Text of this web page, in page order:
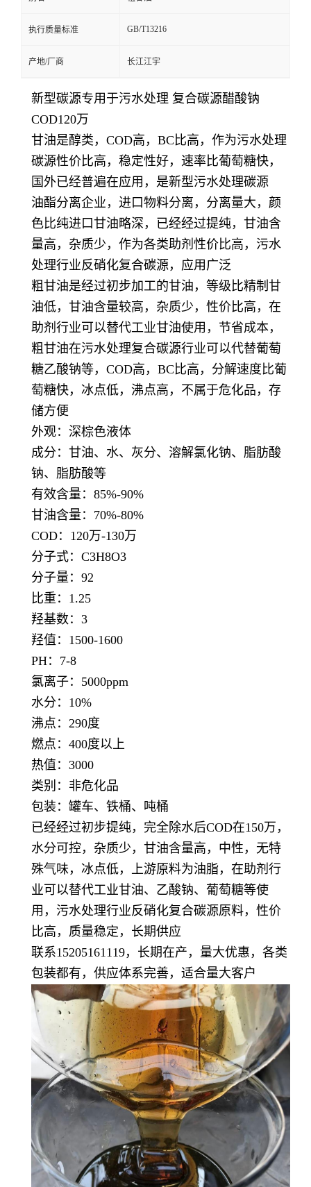
执行质量标准 GB/T13216
产地/厂商 长江江宇
新型碳源专用于污水处理 复合碳源醋酸钠
COD120万
甘油是醇类，COD高，BC比高，作为污水处理
碳源性价比高，稳定性好，速率比葡萄糖快，
国外已经普遍在应用，是新型污水处理碳源
油酯分离企业，进口物料分离，分离量大，颜
色比纯进口甘油略深，已经经过提纯，甘油含
量高，杂质少，作为各类助剂性价比高，污水
处理行业反硝化复合碳源，应用广泛
粗甘油是经过初步加工的甘油，等级比精制甘
油低，甘油含量较高，杂质少，性价比高，在
助剂行业可以替代工业甘油使用，节省成本，
粗甘油在污水处理复合碳源行业可以代替葡萄
糖乙酸钠等，COD高，BC比高，分解速度比葡
萄糖快，冰点低，沸点高，不属于危化品，存
储方便
外观：深棕色液体
成分：甘油、水、灰分、溶解氯化钠、脂肪酸
钠、脂肪酸等
有效含量：85%-90%
甘油含量：70%-80%
COD：120万-130万
分子式：C3H8O3
分子量：92
比重：1.25
羟基数：3
羟值：1500-1600
PH：7-8
氯离子：5000ppm
水分：10%
沸点：290度
燃点：400度以上
热值：3000
类别：非危化品
包装：罐车、铁桶、吨桶
已经经过初步提纯，完全除水后COD在150万，
水分可控，杂质少，甘油含量高，中性，无特
殊气味，冰点低，上游原料为油脂，在助剂行
业可以替代工业甘油、乙酸钠、葡萄糖等使
用，污水处理行业反硝化复合碳源原料，性价
比高，质量稳定，长期供应
联系15205161119，长期在产，量大优惠，各类
包装都有，供应体系完善，适合量大客户